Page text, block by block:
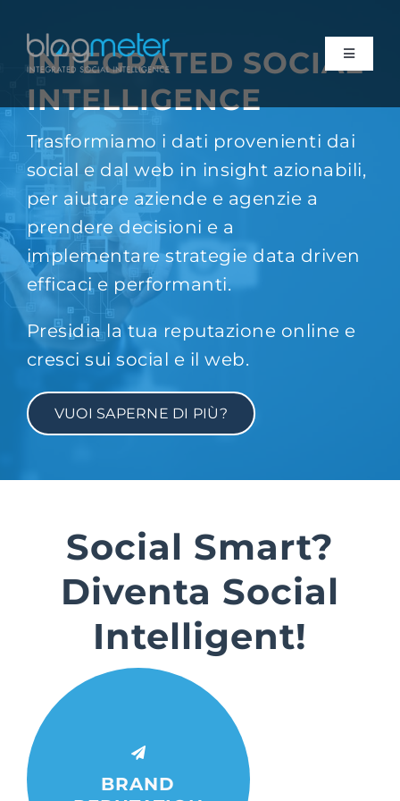
contenuto
Toggle
Suite
Consulenza
Risorse
Chi siamo
Contattaci
INTEGRATED SOCIAL
INTELLIGENCE
Trasformiamo i dati provenienti dai
social e dal web in insight azionabili,
per aiutare aziende e agenzie a
prendere decisioni e a
implementare strategie data driven
efficaci e performanti.
Presidia la tua reputazione online e
cresci sui social e il web.
VUOI SAPERNE DI PIÙ?
Social Smart?
Diventa Social
Intelligent!
BRAND
tuo brand analizzando le
conversazioni online dal più